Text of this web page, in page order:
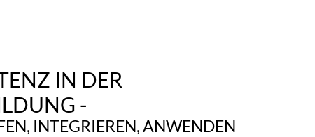
IN DER
-
INTEGRIEREN, ANWENDEN